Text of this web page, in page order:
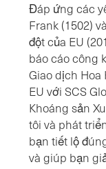
Đáp ứng các
Frank (1502)
đột của EU
báo cáo công
Giao dịch Hoa
EU với SCS
Khoáng sản
tôi và phát
bạn tiết lộ
và giúp bạn